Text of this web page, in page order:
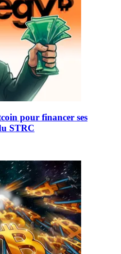
pour financer ses
STRC